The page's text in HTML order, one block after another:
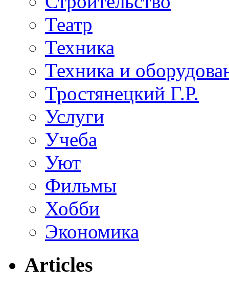
Театр
Техника
Техника и
Тростянецкий Г.Р.
Услуги
Учеба
Уют
Фильмы
Хобби
Экономика
Articles